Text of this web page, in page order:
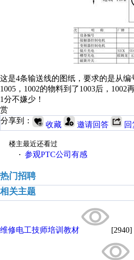
这是4条输送线的图纸，要求的是从编
1005，1002的物料到了1003后，1002
1分不嫌少！
赏
分享到：
收藏 邀请回答
楼主最近还看过
· 参观PTC公司有感
热门招聘
相关主题
维修电工技师培训教材 [2940]